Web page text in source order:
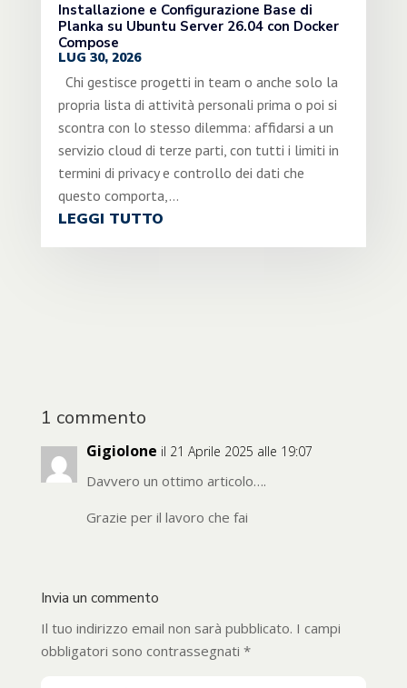
Installazione e Configurazione Base di
Planka su Ubuntu Server 26.04 con Docker
Compose
LUG 30, 2026
Chi gestisce progetti in team o anche solo la
propria lista di attività personali prima o poi si
scontra con lo stesso dilemma: affidarsi a un
servizio cloud di terze parti, con tutti i limiti in
termini di privacy e controllo dei dati che
questo comporta,...
LEGGI TUTTO
1 commento
Gigiolone il 21 Aprile 2025 alle 19:07
Davvero un ottimo articolo….
Grazie per il lavoro che fai
Invia un commento
Il tuo indirizzo email non sarà pubblicato. I campi
obbligatori sono contrassegnati *